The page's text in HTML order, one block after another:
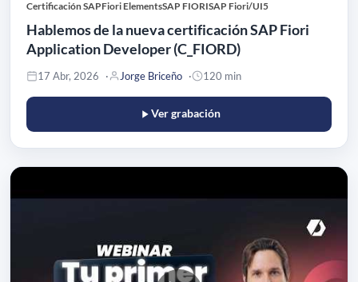
Certificación SAPFiori ElementsSAP FIORISAP Fiori/UI5
Hablemos de la nueva certificación SAP Fiori
Application Developer (C_FIORD)
17 Abr, 2026 Jorge Briceño 120 min
Ver grabación